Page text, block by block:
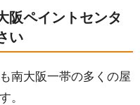
阪ペイントセンタ
い
南大阪一帯の多くの屋
。